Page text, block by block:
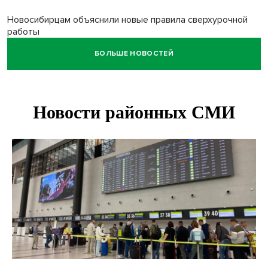
Новосибирцам объяснили новые правила сверхурочной
работы
Новосибирский пенсионер насмерть забил тростью
Площадь у Монумента Славы в Новосибирске пошла
Африканский врач поразил новосибирцев в травмпункте
Академгородка
Покрытие рулежных дорожек обновили в аэропорту
Толмачево по нацпроекту
БОЛЬШЕ НОВОСТЕЙ